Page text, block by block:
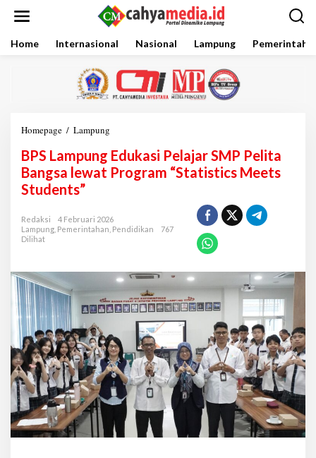
Home Internasional Nasional Lampung
Homepage / Lampung
S
L
a
u
n
d
k
a
i
P
e
l
a
j
a
S
BPS Lampung Edukasi Pelajar SMP Pelita
Bangsa lewat Program “Statistics Meets
Students”
Redaksi
4 Februari 2026
Lampung Pemerintahan Pendidikan
767
Dilihat